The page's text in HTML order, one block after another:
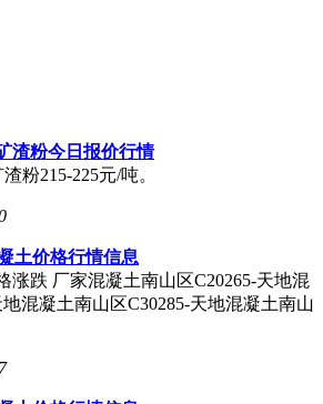
渣粉今日报价行情
粉215-225元/吨。
土价格行情信息
涨跌 厂家混凝土南山区C20265-天地混
混凝土南山区C30285-天地混凝土南山